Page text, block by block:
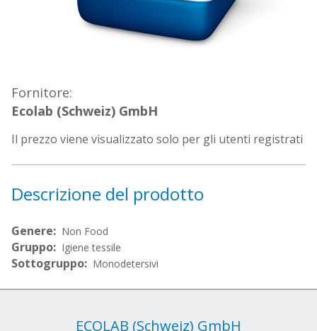
Fornitore:
Ecolab (Schweiz) GmbH
Il prezzo viene visualizzato solo per gli utenti registrati
Descrizione del prodotto
Genere: Non Food
Gruppo: Igiene tessile
Sottogruppo: Monodetersivi
ECOLAB (Schweiz) GmbH